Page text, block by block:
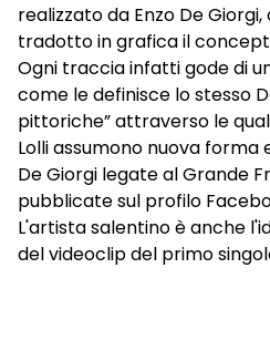
realizzato da Enzo De
tradotto in grafica il
Ogni traccia infatti gode di
come le definisce lo stesso
pittoriche” attraverso le
Lolli assumono nuova forma
De Giorgi legate al Grande
pubblicate sul profilo
L'artista salentino è anche
del videoclip del primo